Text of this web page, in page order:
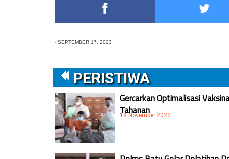
- SEPTEMBER 17, 2023
PERISTIWA
Gercarkan Optimalisasi
Tahanan
18 November 2022